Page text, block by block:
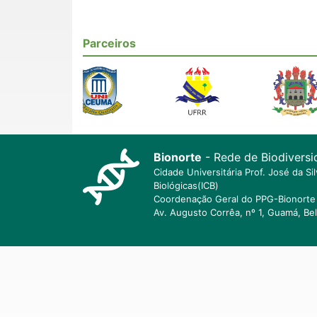
Parceiros
Bionorte - Rede de
Cidade Universitária Prof. José da
Biológicas(ICB)
Coordenação Geral do PPG-
Av. Augusto Corrêa, nº 1, Guamá,